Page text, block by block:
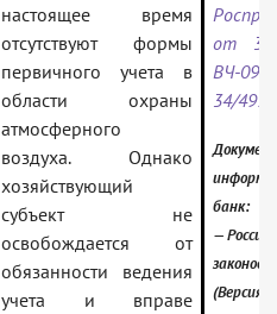
настоящее время
отсутствуют формы
первичного учета в
области охраны
атмосферного
воздуха. Однако
хозяйствующий
субъект не
освобождается от
обязанности ведения
учета и вправе
от
ВЧ-09-
34/
банк:
—
(Версия